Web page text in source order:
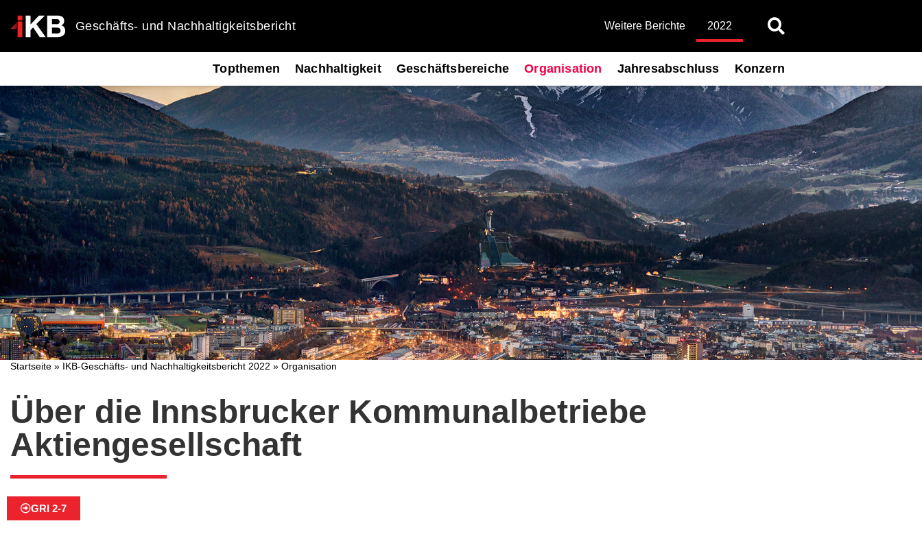
Geschäfts- und Nachhaltigkeitsbericht Weitere Berichte 2022
Topthemen Nachhaltigkeit Geschäftsbereiche Organisation Jahresabschluss Konzern
Startseite » IKB-Geschäfts- und Nachhaltigkeitsbericht 2022 » Organisation
Über die Innsbrucker Kommunalbetriebe
Aktiengesellschaft
GRI 2-7